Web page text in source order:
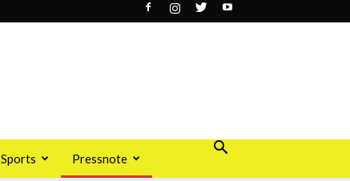
Sports Pressnote